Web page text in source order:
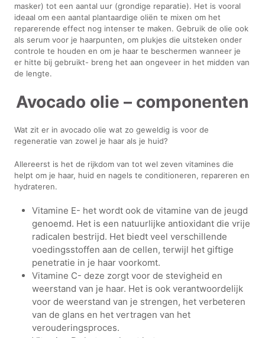
masker) tot een aantal uur (grondige reparatie). Het is vooral
ideaal om een aantal plantaardige oliën te mixen om het
reparerende effect nog intenser te maken. Gebruik de olie ook
als serum voor je haarpunten, om plukjes die uitsteken onder
controle te houden en om je haar te beschermen wanneer je
er hitte bij gebruikt- breng het aan ongeveer in het midden van
de lengte.
Avocado olie – componenten
Wat zit er in avocado olie wat zo geweldig is voor de
regeneratie van zowel je haar als je huid?
Allereerst is het de rijkdom van tot wel zeven vitamines die
helpt om je haar, huid en nagels te conditioneren, repareren en
hydrateren.
Vitamine E- het wordt ook de vitamine van de jeugd
genoemd. Het is een natuurlijke antioxidant die vrije
radicalen bestrijd. Het biedt veel verschillende
voedingsstoffen aan de cellen, terwijl het giftige
penetratie in je haar voorkomt.
Vitamine C- deze zorgt voor de stevigheid en
weerstand van je haar. Het is ook verantwoordelijk
voor de weerstand van je strengen, het verbeteren
van de glans en het vertragen van het
verouderingsproces.